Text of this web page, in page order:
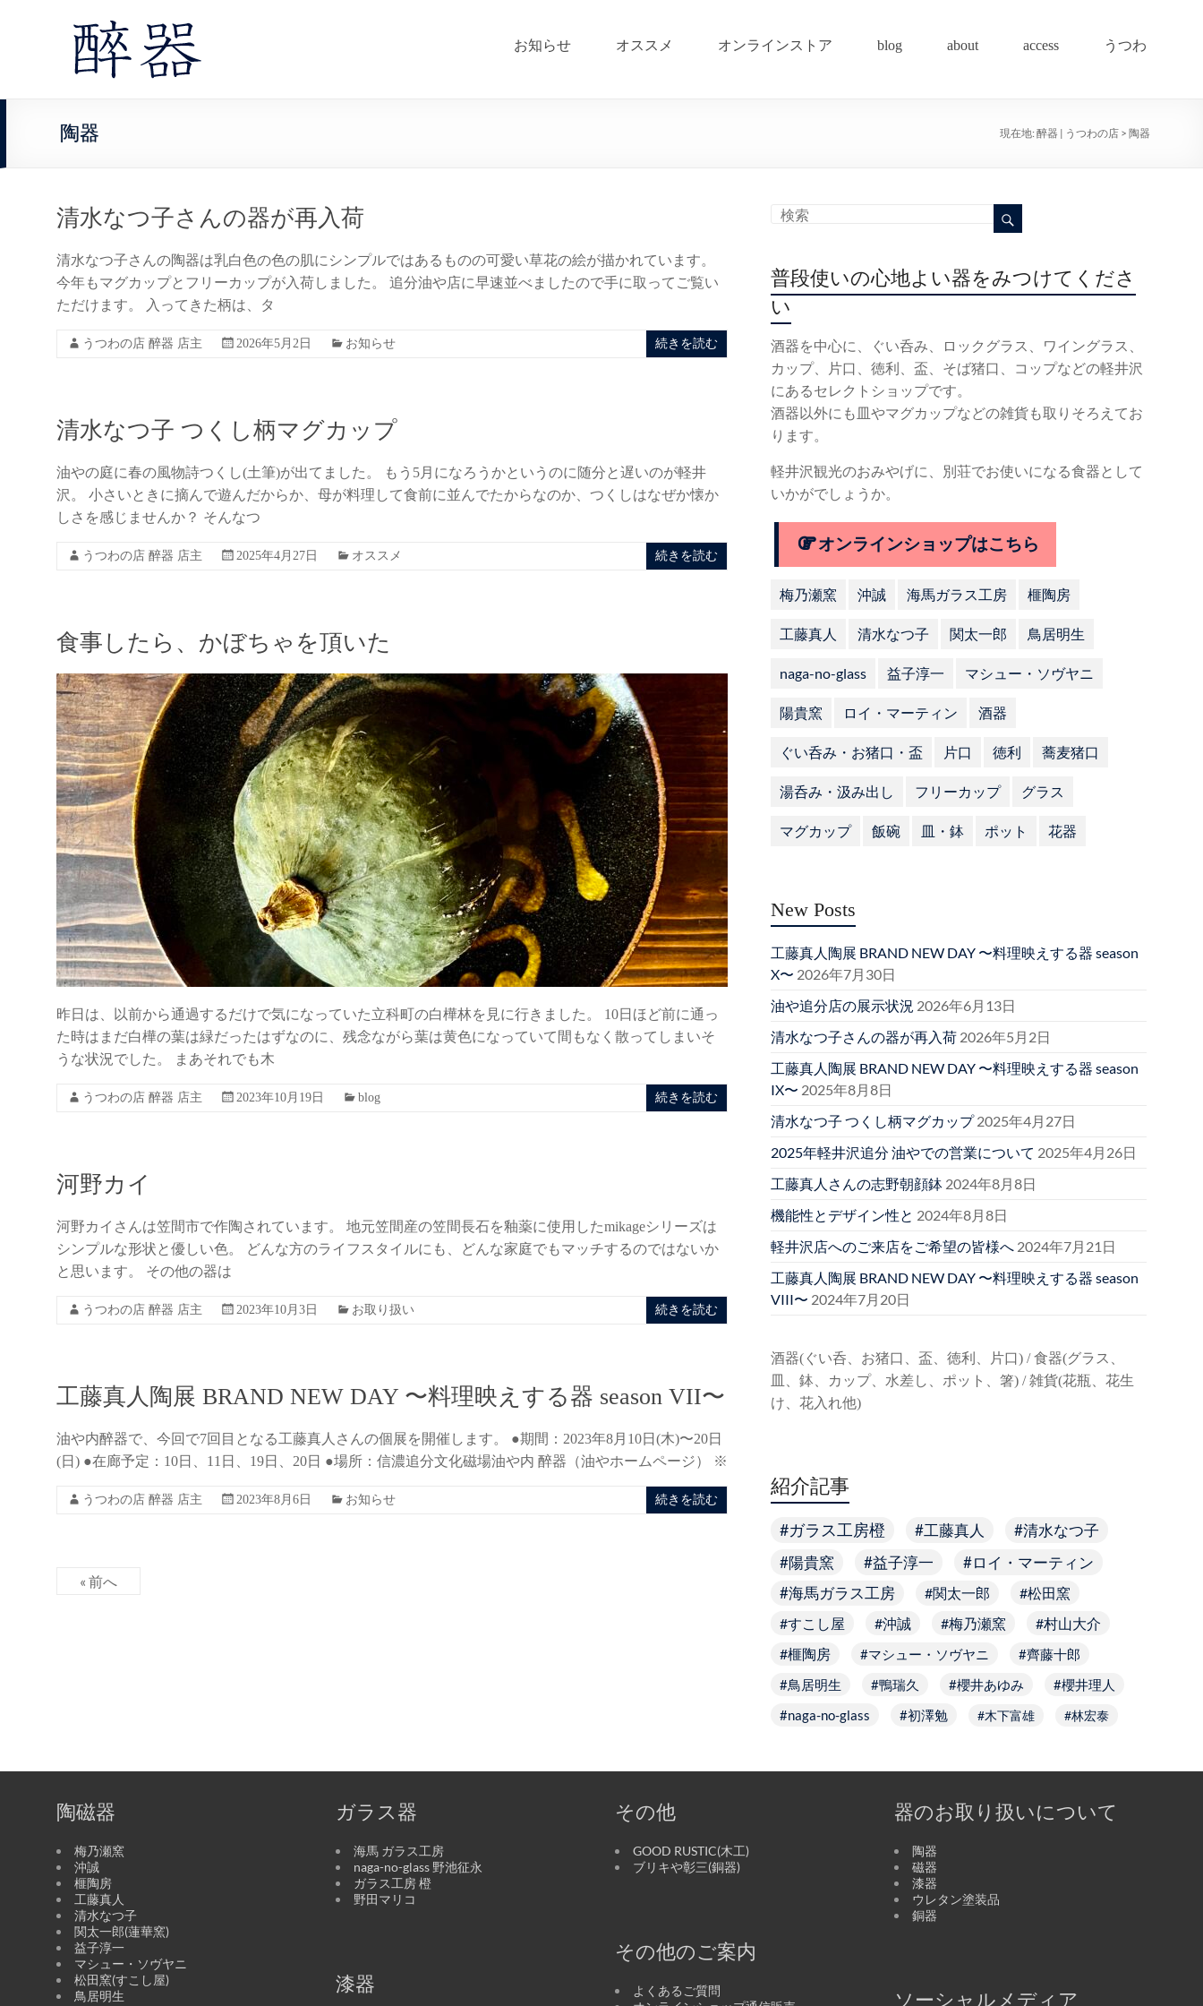
お知らせ オススメ オンラインストア blog about access うつわ
陶器 現在地: 醉器 | うつわの店> 陶器
清水なつ子さんの器が再入荷
清水なつ子さんの陶器は乳白色の色の肌にシンプルではあるものの可愛い草花の絵が描かれています。
今年もマグカップとフリーカップが入荷しました。 追分油や店に早速並べましたので手に取ってご覧い
ただけます。 入ってきた柄は、タ
うつわの店 醉器 店主 2026年5月2日 お知らせ 続きを読む
清水なつ子 つくし柄マグカップ
油やの庭に春の風物詩つくし(土筆)が出てました。 もう5月になろうかというのに随分と遅いのが軽井
沢。 小さいときに摘んで遊んだからか、母が料理して食前に並んでたからなのか、つくしはなぜか懐か
しさを感じませんか？ そんなつ
うつわの店 醉器 店主 2025年4月27日 オススメ 続きを読む
食事したら、かぼちゃを頂いた
昨日は、以前から通過するだけで気になっていた立科町の白樺林を見に行きました。 10日ほど前に通っ
た時はまだ白樺の葉は緑だったはずなのに、残念ながら葉は黄色になっていて間もなく散ってしまいそ
うな状況でした。 まあそれでも木
うつわの店 醉器 店主 2023年10月19日 blog 続きを読む
河野カイ
河野カイさんは笠間市で作陶されています。 地元笠間産の笠間長石を釉薬に使用したmikageシリーズは
シンプルな形状と優しい色。 どんな方のライフスタイルにも、どんな家庭でもマッチするのではないか
と思います。 その他の器は
うつわの店 醉器 店主 2023年10月3日 お取り扱い 続きを読む
工藤真人陶展 BRAND NEW DAY 〜料理映えする器 season VII〜
油や内醉器で、今回で7回目となる工藤真人さんの個展を開催します。 ●期間：2023年8月10日(木)〜20日
(日) ●在廊予定：10日、11日、19日、20日 ●場所：信濃追分文化磁場油や内 醉器（油やホームページ） ※
うつわの店 醉器 店主 2023年8月6日 お知らせ 続きを読む
« 前へ
普段使いの心地よい器をみつけてくださ
い
酒器を中心に、ぐい呑み、ロックグラス、ワイングラス、
カップ、片口、徳利、盃、そば猪口、コップなどの軽井沢
にあるセレクトショップです。
酒器以外にも皿やマグカップなどの雑貨も取りそろえてお
ります。
軽井沢観光のおみやげに、別荘でお使いになる食器として
いかがでしょうか。
オンラインショップはこちら
梅乃瀬窯 沖誠 海馬ガラス工房 榧陶房
工藤真人 清水なつ子 関太一郎 鳥居明生
naga-no-glass 益子淳一 マシュー・ソヴヤニ
陽貴窯 ロイ・マーティン 酒器
ぐい呑み・お猪口・盃 片口 徳利 蕎麦猪口
湯呑み・汲み出し フリーカップ グラス
マグカップ 飯碗 皿・鉢 ポット 花器
New Posts
工藤真人陶展 BRAND NEW DAY 〜料理映えする器 season
X〜 2026年7月30日
油や追分店の展示状況 2026年6月13日
清水なつ子さんの器が再入荷 2026年5月2日
工藤真人陶展 BRAND NEW DAY 〜料理映えする器 season
IX〜 2025年8月8日
清水なつ子 つくし柄マグカップ 2025年4月27日
2025年軽井沢追分 油やでの営業について 2025年4月26日
工藤真人さんの志野朝顔鉢 2024年8月8日
機能性とデザイン性と 2024年8月8日
軽井沢店へのご来店をご希望の皆様へ 2024年7月21日
工藤真人陶展 BRAND NEW DAY 〜料理映えする器 season
VIII〜 2024年7月20日
酒器(ぐい呑、お猪口、盃、徳利、片口) / 食器(グラス、
皿、鉢、カップ、水差し、ポット、箸) / 雑貨(花瓶、花生
け、花入れ他)
紹介記事
ガラス工房橙 工藤真人
清水なつ子
陽貴窯
益子淳一 ロイ・マーティン
海馬ガラス工房 関太一郎
松田窯
すこし屋
沖誠 梅乃瀬窯 村山大介
榧陶房 マシュー・ソヴヤニ
齊藤十郎
鳥居明生
鴨瑞久 櫻井あゆみ
櫻井理人
naga-no-glass
初澤勉 木下富雄 林宏泰
陶磁器
梅乃瀬窯
沖誠
榧陶房
工藤真人
清水なつ子
関太一郎(蓮華窯)
益子淳一
マシュー・ソヴヤニ
松田窯(すこし屋)
鳥居明生
ガラス器
海馬 ガラス工房
naga-no-glass 野池征永
ガラス工房 橙
野田マリコ
漆器
その他
GOOD RUSTIC(木工)
ブリキや彰三(銅器)
その他のご案内
よくあるご質問
器のお取り扱いについて
陶器
磁器
漆器
ウレタン塗装品
銅器
ソーシャルメディア